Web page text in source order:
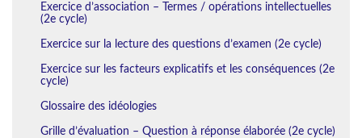
Exercice d’association – Termes / opérations intellectuelles
(2e cycle)
Exercice sur la lecture des questions d’examen (2e cycle)
Exercice sur les facteurs explicatifs et les conséquences (2e
cycle)
Glossaire des idéologies
Grille d’évaluation – Question à réponse élaborée (2e cycle)